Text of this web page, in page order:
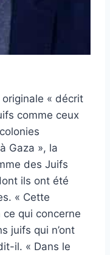
« décrit
comme ceux
Gaza », la
des Juifs
ils ont été
« Cette
qui concerne
juifs qui n’ont
il. « Dans le